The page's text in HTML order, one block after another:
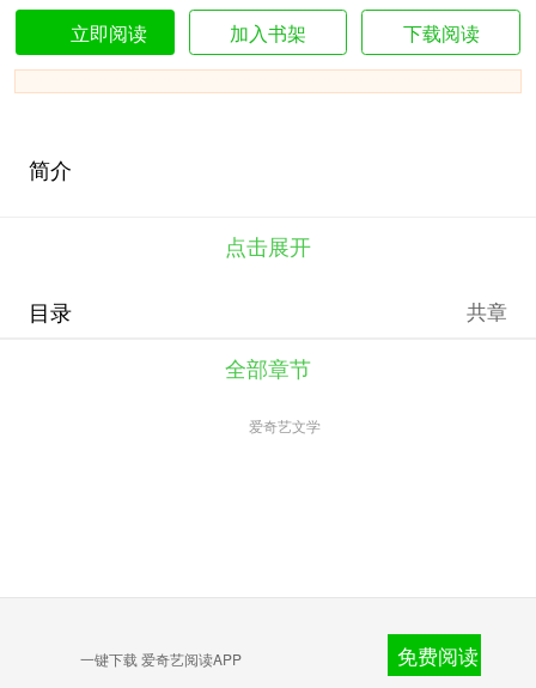
立即阅读 加入书架 下载阅读
简介
点击展开
目录 共章
全部章节
一键下载 爱奇艺阅读APP 免费阅读
爱奇艺文学